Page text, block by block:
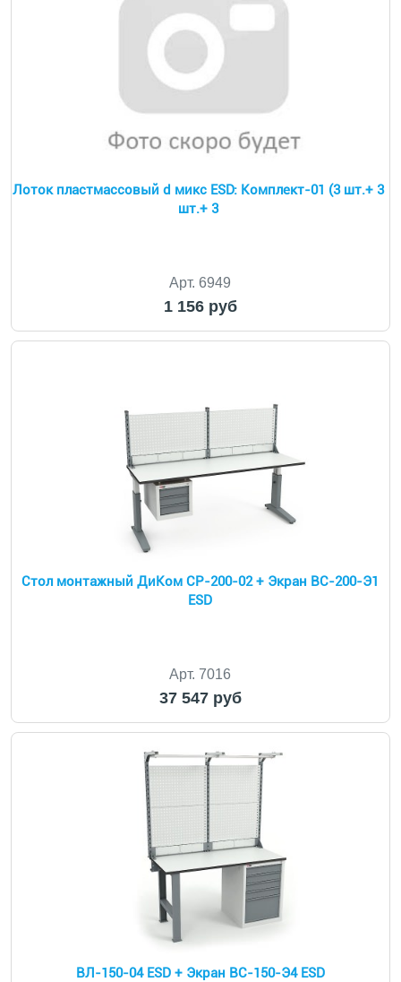
Лоток пластмассовый d микс ESD: Комплект-01 (3 шт.+ 3
шт.+ 3
Арт. 6949
1 156 руб
Cтол монтажный ДиКом СР-200-02 + Экран ВС-200-Э1
ESD
Арт. 7016
37 547 руб
ВЛ-150-04 ESD + Экран ВС-150-Э4 ESD